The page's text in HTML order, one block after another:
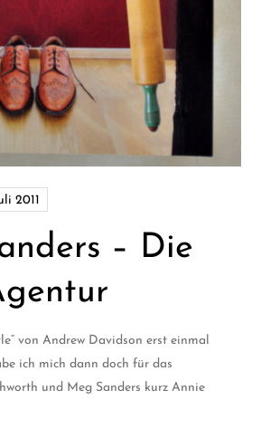
– Die
von Andrew Davidson erst einmal
ich mich dann doch für das
und Meg Sanders kurz Annie